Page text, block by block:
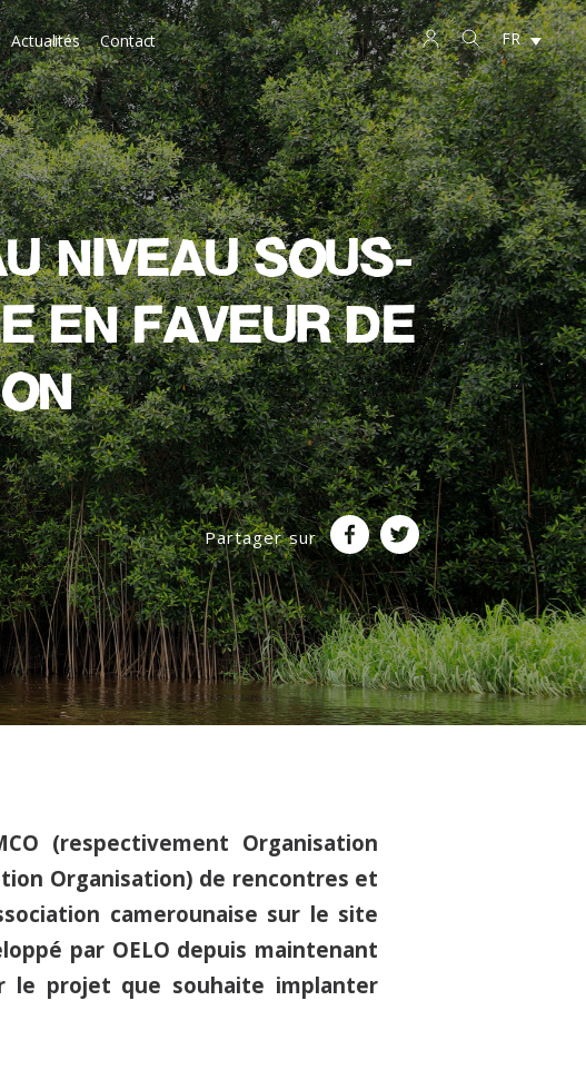
Actualités Contact FR
niveau sous-
en faveur de
Partager sur
(respectivement Organisation
Organisation) de rencontres et
camerounaise sur le site
par OELO depuis maintenant
le projet que souhaite implanter